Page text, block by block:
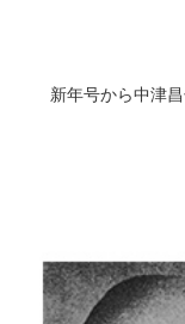
新年号から中津昌